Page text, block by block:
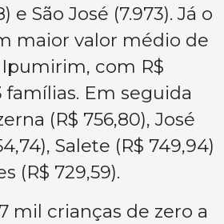
e São José (7.973). Já o
maior valor médio de
com R$
famílias. Em seguida
(R$ 756,80), José
Salete (R$ 749,94)
(R$ 729,59).
mil crianças de zero a